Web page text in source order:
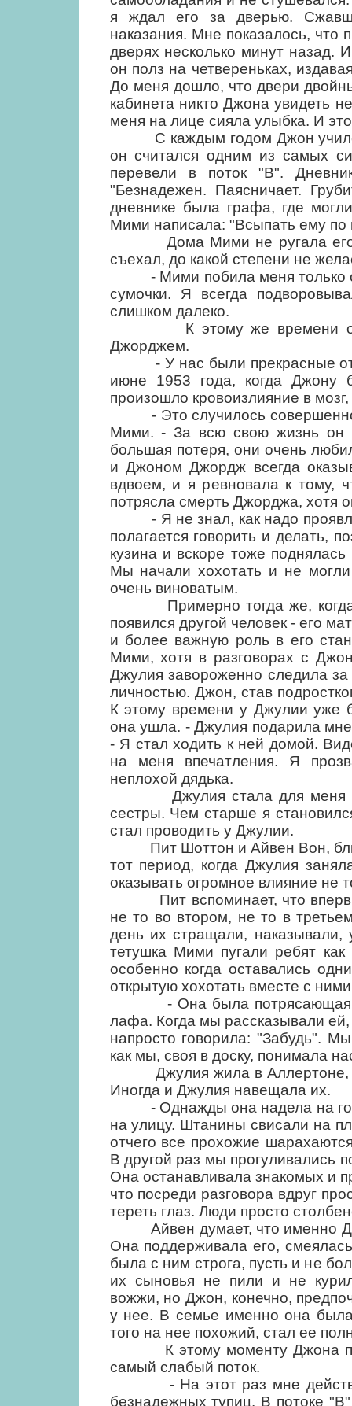
я ждал его за дверью.
наказания. Мне показалось, что
дверях несколько минут назад.
он полз на четвереньках,
До меня дошло, что двери
кабинета никто Джона увидеть
меня на лице сияла улыбка. И
С каждым годом Джон учился
он считался одним из самых
перевели в поток "В".
"Безнадежен. Паясничает.
дневнике была графа, где
Мими написала: "Всыпать ему по
Дома Мими не ругала его,
съехал, до какой степени не
- Мими побила меня только
сумочки. Я всегда
слишком далеко.
К этому же времени
Джорджем.
- У нас были прекрасные
июне 1953 года, когда Джону
произошло кровоизлияние в
- Это случилось совершенно
Мими. - За всю свою жизнь он
большая потеря, они очень
и Джоном Джордж всегда
вдвоем, и я ревновала к тому,
потрясла смерть Джорджа, хотя
- Я не знал, как надо
полагается говорить и делать,
кузина и вскоре тоже
Мы начали хохотать и не
очень виноватым.
Примерно тогда же, когда
появился другой человек - его
и более важную роль в его
Мими, хотя в разговорах с
Джулия завороженно следила за
личностью. Джон, став
К этому времени у Джулии уже
она ушла. - Джулия подарила
- Я стал ходить к ней домой.
на меня впечатления. Я
неплохой дядька.
Джулия стала для меня
сестры. Чем старше я
стал проводить у Джулии.
Пит Шоттон и Айвен Вон,
тот период, когда Джулия
оказывать огромное влияние не
Пит вспоминает, что
не то во втором, не то в
день их стращали,
тетушка Мими пугали ребят
особенно когда оставались
открытую хохотать вместе с
- Она была потрясающая, -
лафа. Когда мы рассказывали
напросто говорила: "Забудь".
как мы, своя в доску, понимала
Джулия жила в Аллертоне, и
Иногда и Джулия навещала их.
- Однажды она надела на
на улицу. Штанины свисали на
отчего все прохожие
В другой раз мы прогуливались
Она останавливала знакомых и
что посреди разговора вдруг
тереть глаз. Люди просто
Айвен думает, что именно
Она поддерживала его,
была с ним строга, пусть и не
их сыновья не пили и не
вожжи, но Джон, конечно,
у нее. В семье именно она
того на нее похожий, стал ее
К этому моменту Джона
самый слабый поток.
- На этот раз мне
безнадежных тупиц. В потоке